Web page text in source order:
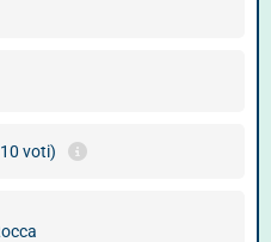
voti)